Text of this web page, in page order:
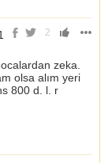
2
zeka.
olsa alım yeri
800 d. l. r